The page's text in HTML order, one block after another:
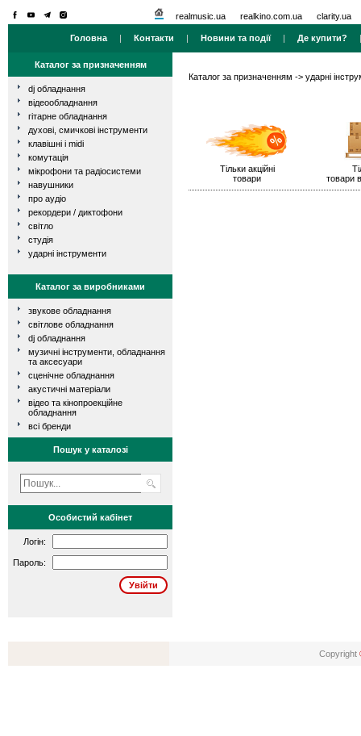
realmusic.ua realkino.com.ua clarity.ua
Головна | Контакти | Новини та події| Де купити?
Каталог за призначенням
dj обладнання
відеообладнання
гітарне обладнання
духові, смичкові інструменти
клавішні і midi
комутація
мікрофони та радіосистеми
навушники
про аудіо
рекордери / диктофони
світло
студія
ударні інструменти
Каталог за виробниками
звукове обладнання
світлове обладнання
dj обладнання
музичні інструменти, обладнання
та аксесуари
сценічне обладнання
акустичні матеріали
відео та кінопроекційне
обладнання
всі бренди
Пошук у каталозі
Особистий кабінет
Логін:
Пароль:
Каталог за призначенням -> ударні
Тільки акційні
товари
товари
Copyright